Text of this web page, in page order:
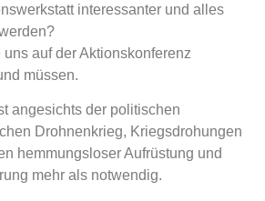
interessanter und alles
auf der Aktionskonferenz
müssen.
angesichts der politischen
Drohnenkrieg, Kriegsdrohungen
hemmungsloser Aufrüstung und
mehr als notwendig.